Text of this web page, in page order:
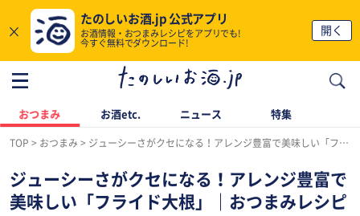
×
たのしいお酒.jp 公式アプリ
お酒情報・おつまみレシピをアプリでも!
今すぐ無料でダウンロード!
開く
おつまみ お酒etc. ニュース 特集
TOP おつまみ ジューシーさがクセになる！アレンジ豊富で美味しい「フライド大根」｜おつまみレシピ
ジューシーさがクセになる！アレンジ豊富で
美味しい「フライド大根」｜おつまみレシピ